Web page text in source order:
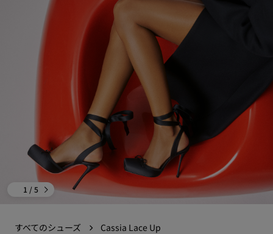
1 / 5
すべてのシューズ Cassia Lace Up